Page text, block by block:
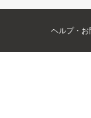
ヘルプ・